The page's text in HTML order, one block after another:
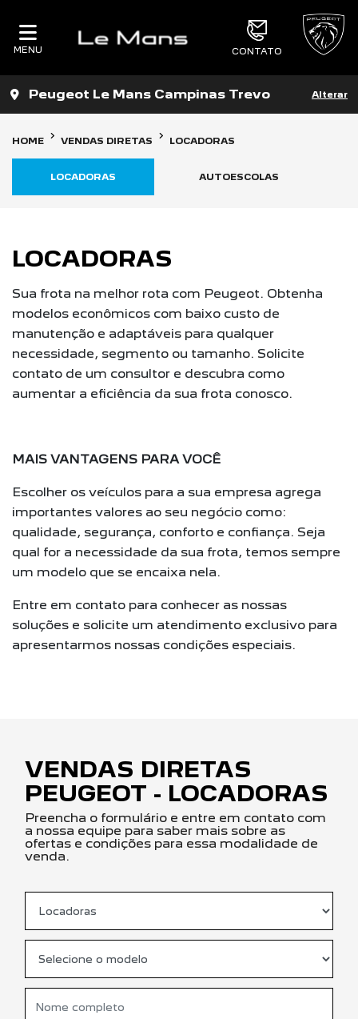
MENU CONTATO
Peugeot Le Mans Campinas Trevo Alterar
HOME VENDAS DIRETAS LOCADORAS
AUTOESCOLAS
LOCADORAS
LOCADORAS
Sua frota na melhor rota com Peugeot. Obtenha
modelos econômicos com baixo custo de
manutenção e adaptáveis para qualquer
necessidade, segmento ou tamanho. Solicite
contato de um consultor e descubra como
aumentar a eficiência da sua frota conosco.
MAIS VANTAGENS PARA VOCÊ
Escolher os veículos para a sua empresa agrega
importantes valores ao seu negócio como:
qualidade, segurança, conforto e confiança. Seja
qual for a necessidade da sua frota, temos sempre
um modelo que se encaixa nela.
Entre em contato para conhecer as nossas
soluções e solicite um atendimento exclusivo para
apresentarmos nossas condições especiais.
VENDAS DIRETAS
PEUGEOT - LOCADORAS
Preencha o formulário e entre em contato com
a nossa equipe para saber mais sobre as
ofertas e condições para essa modalidade de
venda.